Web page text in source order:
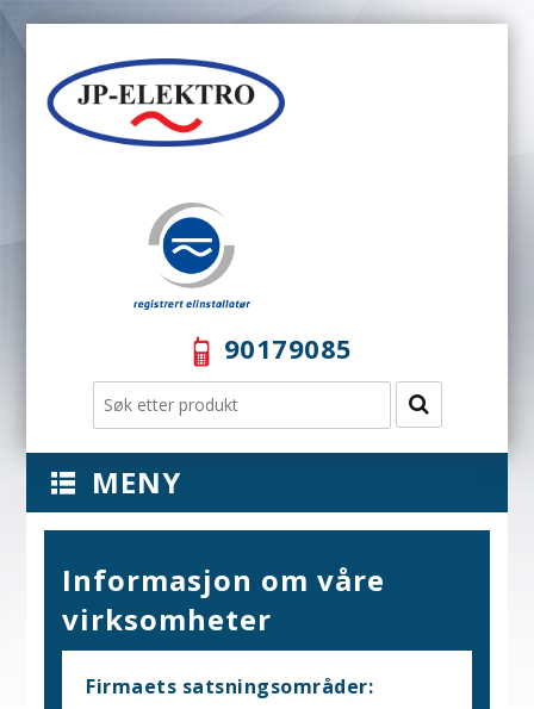
90179085
MENY
Informasjon om våre
virksomheter
Firmaets satsningsområder: